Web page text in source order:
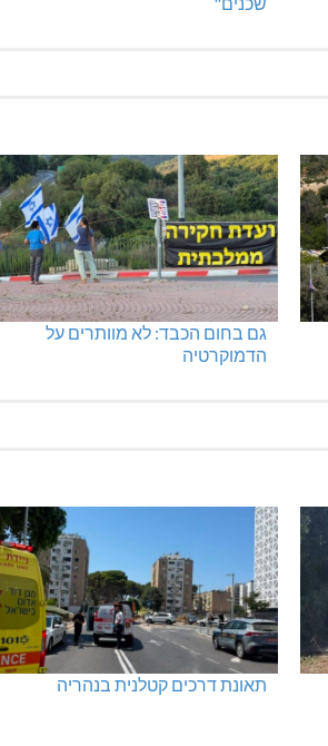
מעלות-תרשיחא: פסטיבל "באגליל -
שכנים"